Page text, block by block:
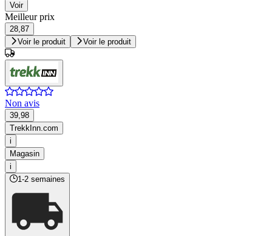
Voir
Meilleur prix
28,87
Voir le produit
Voir le produit
Non avis
39,98
TrekkInn.com
i
Magasin
i
1-2 semaines